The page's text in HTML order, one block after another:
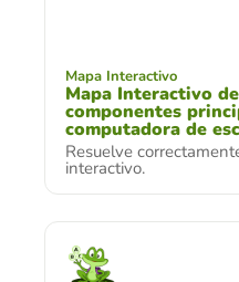
Mapa Interactivo
Mapa Interactivo
componentes
computadora de
Resuelve
interactivo.